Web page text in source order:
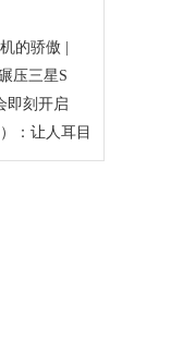
的骄傲 |
压三星S
即刻开启
：让人耳目